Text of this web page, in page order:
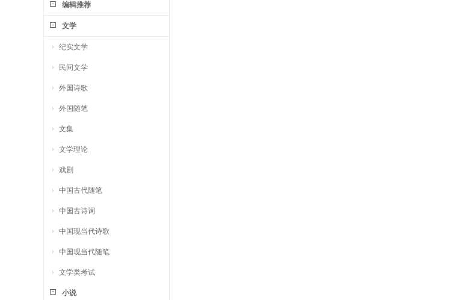
编辑推荐
文学
纪实文学
民间文学
外国诗歌
外国随笔
文集
文学理论
戏剧
中国古代随笔
中国古诗词
中国现当代诗歌
中国现当代随笔
文学类考试
小说